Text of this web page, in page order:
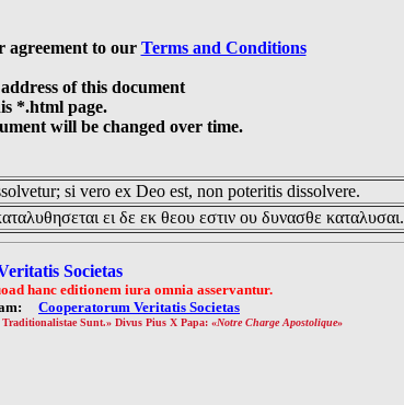
agreement to our Terms and Conditions
of this document
*.html page.
will be changed over time.
si vero ex Deo est, non poteritis dissolvere.
ει δε εκ θεου εστιν ου δυνασθε καταλυσαι.
Societas
hanc editionem iura omnia asservantur.
Cooperatorum Veritatis Societas
Sunt.» Divus Pius X Papa: «Notre Charge Apostolique»